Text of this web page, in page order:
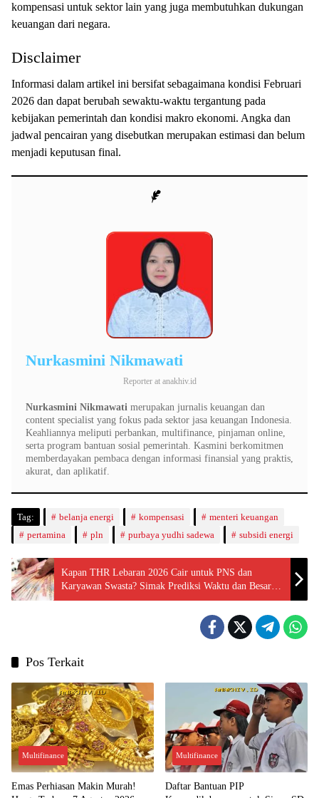
kompensasi untuk sektor lain yang juga membutuhkan dukungan
keuangan dari negara.
Disclaimer
Informasi dalam artikel ini bersifat sebagaimana kondisi Februari
2026 dan dapat berubah sewaktu-waktu tergantung pada
kebijakan pemerintah dan kondisi makro ekonomi. Angka dan
jadwal pencairan yang disebutkan merupakan estimasi dan belum
menjadi keputusan final.
Nurkasmini Nikmawati
Reporter at anakhiv.id
Nurkasmini Nikmawati merupakan jurnalis keuangan dan
content specialist yang fokus pada sektor jasa keuangan Indonesia.
Keahliannya meliputi perbankan, multifinance, pinjaman online,
serta program bantuan sosial pemerintah. Kasmini berkomitmen
memberdayakan pembaca dengan informasi finansial yang praktis,
akurat, dan aplikatif.
Tag: belanja energi kompensasi
menteri keuangan
pertamina
pln purbaya yudhi sadewa subsidi energi
Kapan THR Lebaran 2026 Cair untuk PNS dan
Karyawan Swasta? Simak Prediksi Waktu dan Besaran
yang Bakal Didapat!
Pos Terkait
Multifinance
Emas Perhiasan Makin Murah!
Multifinance
Daftar Bantuan PIP